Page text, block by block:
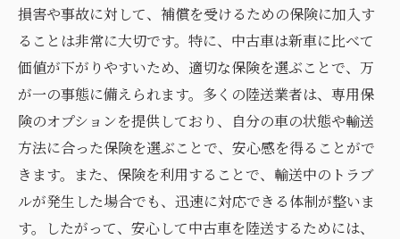
損害や事故に対して、補償を受けるための保険に加入す
ることは非常に大切です。特に、中古車は新車に比べて
価値が下がりやすいため、適切な保険を選ぶことで、万
が一の事態に備えられます。多くの陸送業者は、専用保
険のオプションを提供しており、自分の車の状態や輸送
方法に合った保険を選ぶことで、安心感を得ることがで
きます。また、保険を利用することで、輸送中のトラブ
ルが発生した場合でも、迅速に対応できる体制が整いま
す。したがって、安心して中古車を陸送するためには、